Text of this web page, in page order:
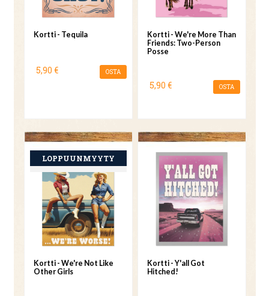
Kortti - Tequila
5,90 € OSTA
Kortti - We're More Than
Friends: Two-Person
Posse
5,90 € OSTA
Kortti - We're Not Like
Other Girls
Kortti - Y'all Got
Hitched!